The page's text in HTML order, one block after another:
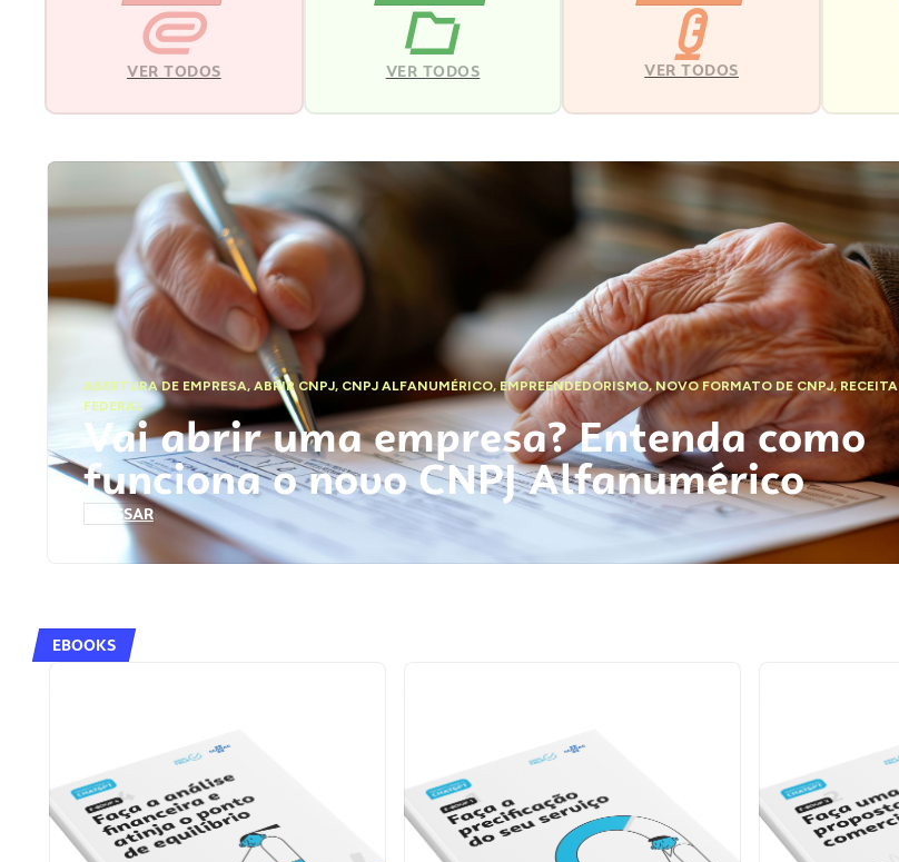
VER TODOS VER TODOS VER TODOS
ABERTURA DE EMPRESA,ABRIR CNPJ, CNPJ ALFANUMÉRICO, EMPREENDEDORISMO,NOVO FORMATO DE CNPJ,RECEITA
FEDERAL
Vai abrir uma empresa? Entenda como
funciona o novo CNPJ Alfanumérico
ACESSAR
EBOOKS